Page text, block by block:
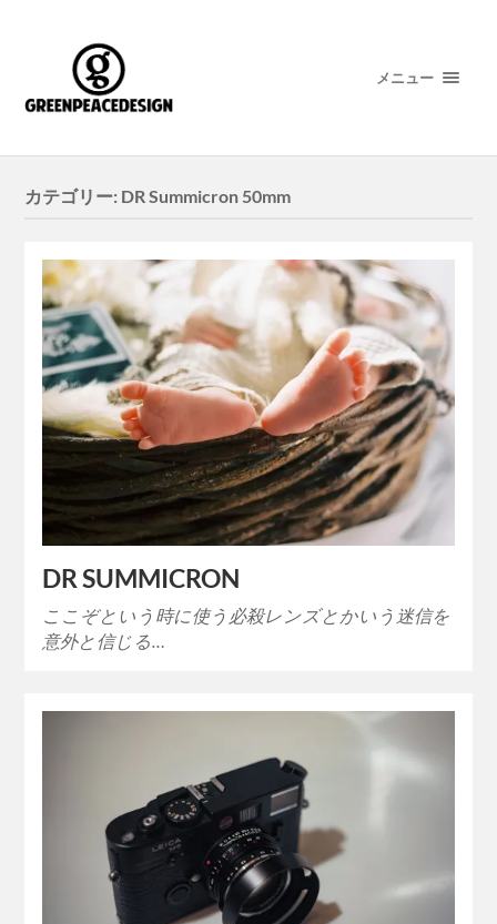
メニュー
カテゴリー: DR Summicron 50mm
DR SUMMICRON
ここぞという時に使う必殺レンズとかいう迷信を
意外と信じる…